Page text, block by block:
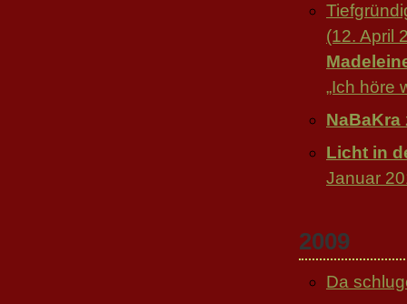
(12. April
„Ich höre
NaBaKra
Licht in
Januar
2009
Da